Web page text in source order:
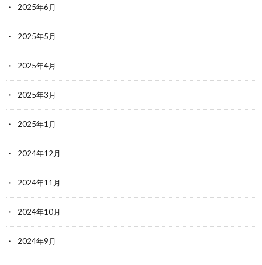
2025年6月
2025年5月
2025年4月
2025年3月
2025年1月
2024年12月
2024年11月
2024年10月
2024年9月